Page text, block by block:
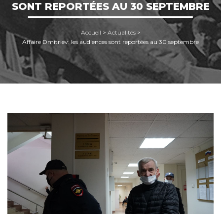
SONT REPORTÉES AU 30 SEPTEMBRE
Accueil > Actualités>
Affaire Dmitriev: les audiences sont reportées au 30 septembre